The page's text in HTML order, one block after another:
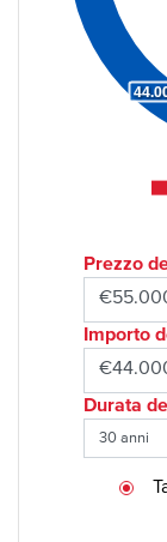
Prezzo
Importo
Durata